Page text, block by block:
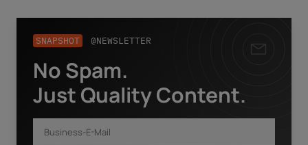
SNAPSHOT @NEWSLETTER
No Spam.
Just Quality Content.
Business-E-Mail*